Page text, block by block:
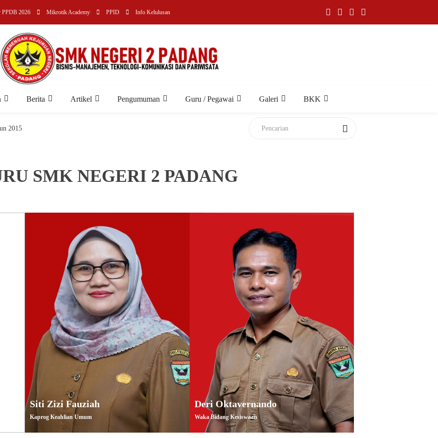
PPDB 2026 Mikrotik Academy PPID Info Kelulusan
Berita Artikel Pengumuman Guru / Pegawai Galeri BKK
2015
SMK NEGERI 2 PADANG
Siti Zizi Fauziah
Kaprog Keahlian Umum
Deri Oktavernando
Waka Bidang Kesiswaan